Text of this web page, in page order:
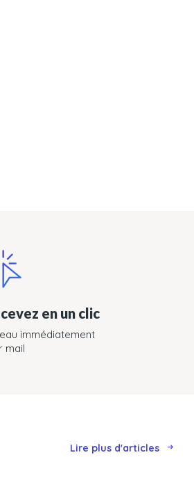
en un clic
immédiatement
mail
Lire plus d'articles